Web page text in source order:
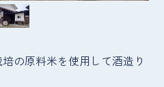
の原料米を使用して酒造り